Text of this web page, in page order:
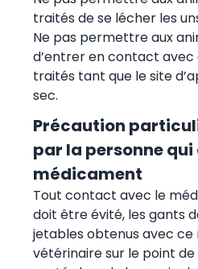
traités de se lécher les
Ne pas permettre aux
d’entrer en contact avec
traités tant que le site
sec.
Précaution
par la personne
médicament
Tout contact avec le
doit être évité, les gants
jetables obtenus avec
vétérinaire sur le point